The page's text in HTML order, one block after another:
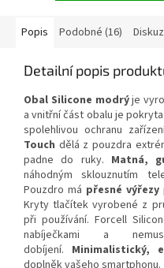
Popis Podobné (16)
Detailní popis
Obal Silicone modrýje
a vnitřní část obalu je
spolehlivou ochranu
Touch dělá z pouzdra
padne do ruky. Matná,
náhodným sklouznutím
Pouzdro má přesné výřezy
Kryty tlačítek vyrobené z
při používání. Forcell
nabíječkami a
dobíjení. Minimalistický,